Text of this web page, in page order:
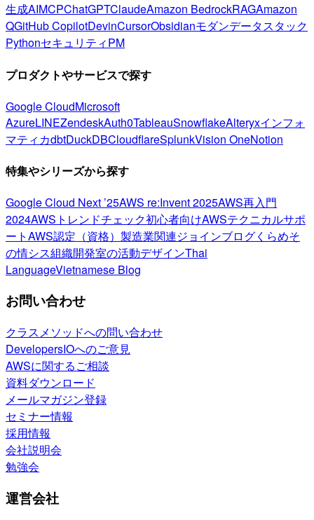
生成AIMCPChatGPTClaudeAmazon BedrockRAGAmazon
QGitHub CopilotDevinCursorObsidianモダンデータスタック
PythonセキュリティPM
プロダクトやサービスで探す
Google CloudMicrosoft
AzureLINEZendeskAuth0TableauSnowflakeAlteryxインフォ
マティカdbtDuckDBCloudflareSplunkVision OneNotion
特集やシリーズから探す
Google Cloud Next ’25AWS re:Invent 2025AWS再入門
2024AWSトレンドチェック初心者向けAWSテクニカルサポ
ートAWS認定（資格） 製造業関連ジョインブログくらめそ
の情シス組織開発室の活動デザインThai
LanguageVietnamese Blog
お問い合わせ
クラスメソッドへの問い合わせ
DevelopersIOへのご意見
AWSに関するご相談
資料ダウンロード
メールマガジン登録
セミナー情報
採用情報
会社説明会
勉強会
運営会社